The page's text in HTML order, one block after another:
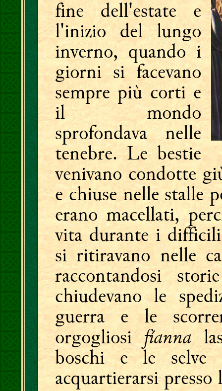
fine dell'estate e
l'inizio del lungo
inverno, quando i
giorni si facevano
sempre più corti e
il mondo
sprofondava nelle
tenebre. Le bestie
venivano condotte
e chiuse nelle stalle
erano macellati,
vita durante i
si ritiravano nelle
raccontandosi
chiudevano le
guerra e le
orgogliosifíanna
boschi e le
acquartierarsi presso